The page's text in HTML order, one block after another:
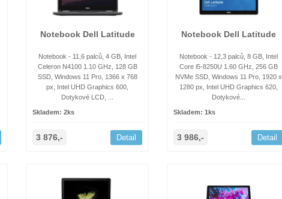
Notebook Dell Latitude
Notebook - 11,6 palců, 4 GB, Intel
Celeron N4100 1.10 GHz, 128 GB
SSD, Windows 11 Pro, 1366 x 768
px, Intel UHD Graphics 600,
Dotykové LCD, ...
Skladem: 2ks
3 876,- Detail
Notebook Dell Latitude
Notebook - 12,3 palců, 8 GB, Intel
Core i5-8250U 1.60 GHz, 256 GB
NVMe SSD, Windows 11 Pro, 1920 x
1280 px, Intel UHD Graphics 620,
Dotykové...
Skladem: 1ks
3 986,- Detail